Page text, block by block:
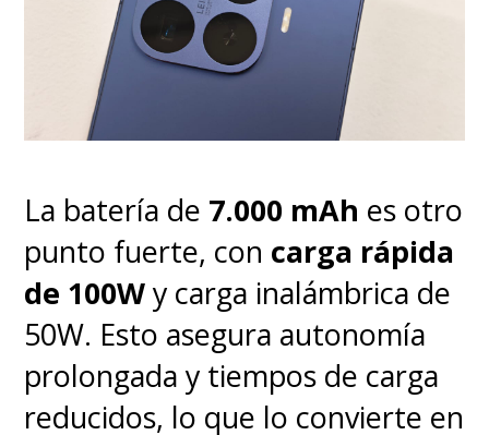
Si nos vamos para adelante,
al mirar la pantalla, notarán
tres perforaciones en la parte
superior , algo que ha llevado a
una confusión común como es
pensar que son tres lentes
La batería de 7.000 mAh es otro
punto fuerte, con carga rápida
de 100Wy carga inalámbrica de
50W. Esto asegura autonomía
prolongada y tiempos de carga
reducidos, lo que lo convierte en